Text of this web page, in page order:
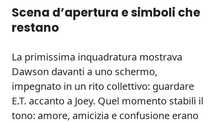
Scena d’apertura e simboli che
restano
La primissima inquadratura mostrava
Dawson davanti a uno schermo,
impegnato in un rito collettivo: guardare
E.T. accanto a Joey. Quel momento stabilì il
tono: amore, amicizia e confusione erano